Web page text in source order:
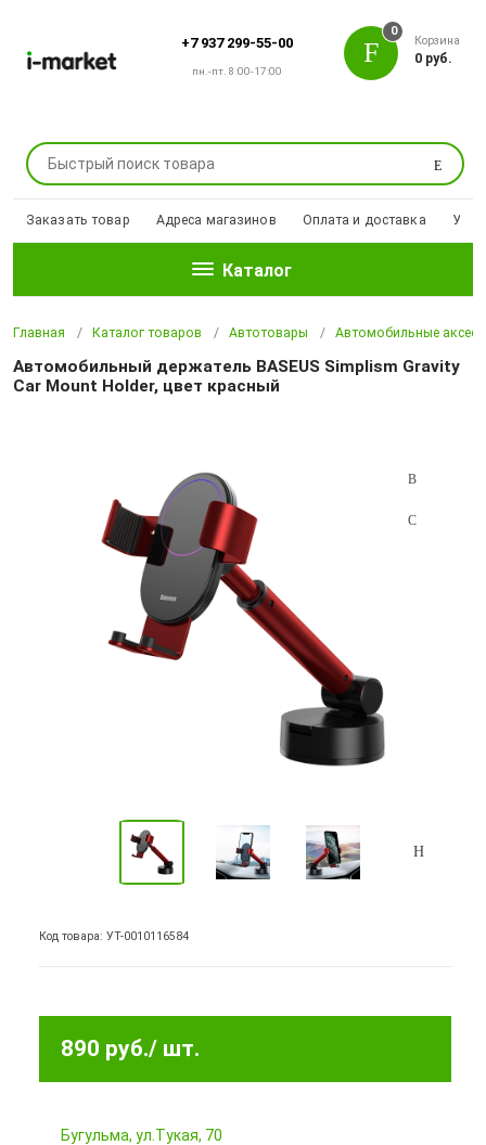
+7 937 299-55-00
пн.-пт. 8:00-17:00
Поиск
0
Корзина
0 руб.
Заказать товар Адреса магазинов Оплата и доставка
Каталог
Главная Каталог товаров Автотовары Автомобильные
Автомобильный держатель BASEUS Simplism Gravity
Car Mount Holder, цвет красный
Код товара: УТ-0010116584
890 руб./ шт.
Бугульма, ул.Тукая, 70